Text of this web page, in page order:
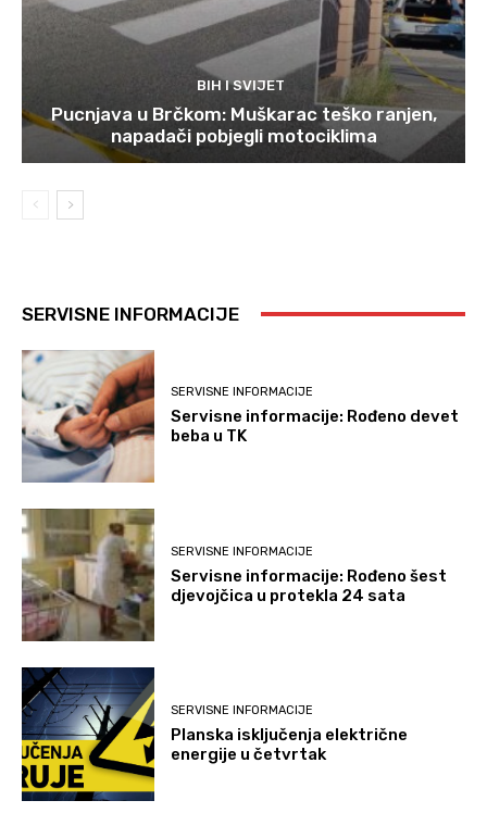
BIH I SVIJET
Pucnjava u Brčkom: Muškarac teško ranjen,
napadači pobjegli motociklima
SERVISNE INFORMACIJE
SERVISNE INFORMACIJE
Servisne informacije: Rođeno devet
beba u TK
SERVISNE INFORMACIJE
Servisne informacije: Rođeno šest
djevojčica u protekla 24 sata
SERVISNE INFORMACIJE
Planska isključenja električne
energije u četvrtak